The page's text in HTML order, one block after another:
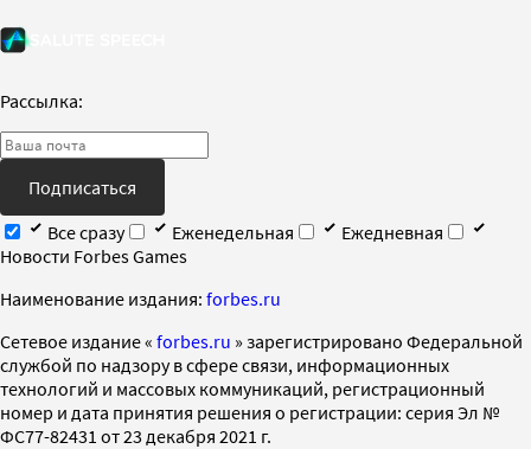
Рассылка:
Подписаться
Все сразу
Еженедельная
Ежедневная
Новости Forbes Games
Наименование издания: forbes.ru
Cетевое издание « forbes.ru » зарегистрировано Федеральной
службой по надзору в сфере связи, информационных
технологий и массовых коммуникаций, регистрационный
номер и дата принятия решения о регистрации: серия Эл №
ФС77-82431 от 23 декабря 2021 г.